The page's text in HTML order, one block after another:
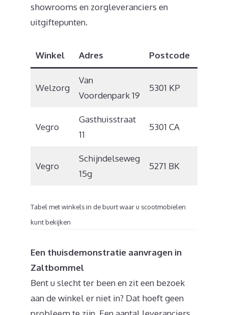
showrooms en zorgleveranciers en
uitgiftepunten.
Winkel Adres Postcode
Welzorg
Van
Voordenpark 19
5301 KP
Vegro
Gasthuisstraat
11
5301 CA
Vegro
Schijndelseweg
15g
5271 BK
Tabel met winkels in de buurt waar u scootmobielen
kunt bekijken
Een thuisdemonstratie aanvragen in
Zaltbommel
Bent u slecht ter been en zit een bezoek
aan de winkel er niet in? Dat hoeft geen